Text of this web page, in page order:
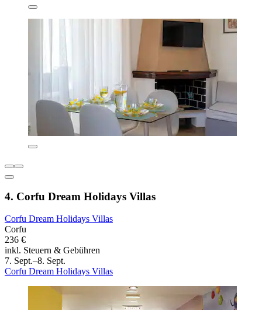
4. Corfu Dream Holidays Villas
Corfu Dream Holidays Villas
Corfu
236 €
inkl. Steuern & Gebühren
7. Sept.–8. Sept.
Corfu Dream Holidays Villas